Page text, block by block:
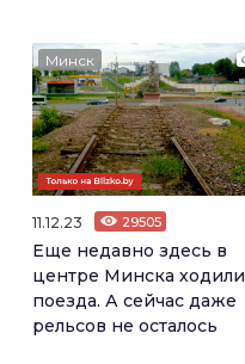
Минск
11.12.23 29505
Еще недавно здесь в
центре Минска ходили
поезда. А сейчас даже
рельсов не осталось